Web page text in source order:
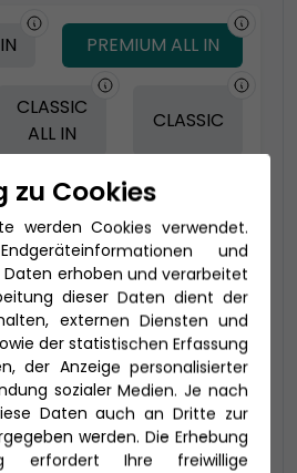
PREMIUM ALL IN
CLASSIC
ALL IN
CLASSIC
Plus
zu Cookies
werden Cookies verwendet.
und
erhoben und verarbeitet
dieser Daten dient der
externen Diensten und
der statistischen Erfassung
der Anzeige personalisierter
sozialer Medien. Je nach
Daten auch an Dritte zur
werden. Die Erhebung
erfordert Ihre freiwillige